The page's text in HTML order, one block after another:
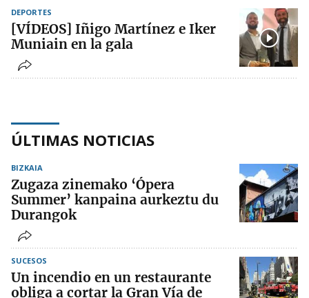
DEPORTES
[VÍDEOS] Iñigo Martínez e Iker
Muniain en la gala
ÚLTIMAS NOTICIAS
BIZKAIA
Zugaza zinemako ‘Ópera
Summer’ kanpaina aurkeztu du
Durangok
SUCESOS
Un incendio en un restaurante
obliga a cortar la Gran Vía de